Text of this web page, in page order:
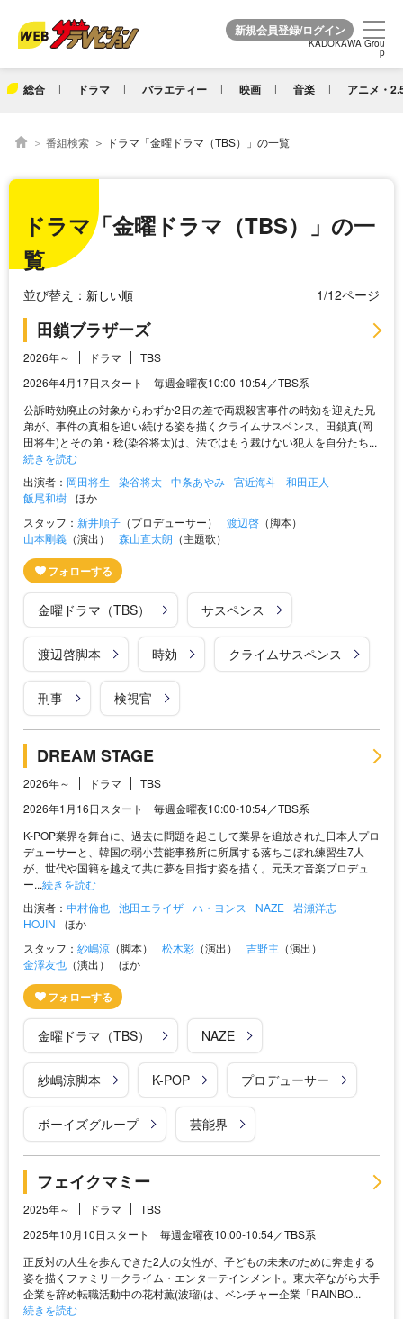
KADOKAWA Grou
p
総合 ドラマ バラエティー 映画 音楽 アニメ・
KADOKAWA Grou
p
番組検索 ドラマ「金曜ドラマ（TBS）」の一覧
ドラマ「金曜ドラマ（TBS）」の一
覧
並び替え： 1/12ページ
田鎖ブラザーズ
2026年～ ドラマ
TBS
2026年4月17日スタート 毎週金曜夜10:00-10:54／TBS系
公訴時効廃止の対象からわずか2日の差で両親殺害事件の時効を迎えた兄
弟が、事件の真相を追い続ける姿を描くクライムサスペンス。田鎖真(岡
田将生)とその弟・稔(染谷将太)は、法ではもう裁けない犯人を自分たち...
続きを読む
出演者： 岡田将生 染谷将太 中条あやみ 宮近海斗 和田正人
飯尾和樹 ほか
スタッフ： 新井順子 （プロデューサー） 渡辺啓 （脚本）
山本剛義 （演出） 森山直太朗 （主題歌）
金曜ドラマ（TBS） サスペンス
渡辺啓脚本 時効 クライムサスペンス
刑事 検視官
DREAM STAGE
2026年～ ドラマ
TBS
2026年1月16日スタート 毎週金曜夜10:00-10:54／TBS系
K-POP業界を舞台に、過去に問題を起こして業界を追放された日本人プロ
デューサーと、韓国の弱小芸能事務所に所属する落ちこぼれ練習生7人
が、世代や国籍を越えて共に夢を目指す姿を描く。元天才音楽プロデュ
ー...続きを読む
出演者： 中村倫也 池田エライザ ハ・ヨンス NAZE 岩瀬洋志
HOJIN
ほか
スタッフ： 紗嶋涼 （脚本） 松木彩 （演出） 吉野主 （演出）
金澤友也 （演出） ほか
金曜ドラマ（TBS） NAZE
紗嶋涼脚本 K-POP プロデューサー
ボーイズグループ 芸能界
フェイクマミー
2025年～ ドラマ
TBS
2025年10月10日スタート 毎週金曜夜10:00-10:54／TBS系
正反対の人生を歩んできた2人の女性が、子どもの未来のために奔走する
姿を描くファミリークライム・エンターテインメント。東大卒ながら大手
企業を辞め転職活動中の花村薫(波瑠)は、ベンチャー企業「RAINBO...
続きを読む